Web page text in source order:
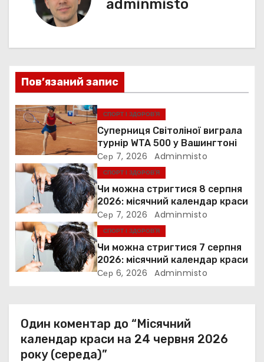
я
ц
і
я
з
а
и
с
і
adminmisto
Пов’язаний запис
СПОРТ І ЗДОРОВ’Я
Суперниця Світоліної виграла
турнір WTA 500 у Вашингтоні
Сер 7, 2026 Adminmisto
СПОРТ І ЗДОРОВ’Я
Чи можна стригтися 8 серпня
2026: місячний календар краси
Сер 7, 2026 Adminmisto
СПОРТ І ЗДОРОВ’Я
Чи можна стригтися 7 серпня
2026: місячний календар краси
Сер 6, 2026 Adminmisto
Один коментар до “Місячний
календар краси на 24 червня 2026
року (середа)”